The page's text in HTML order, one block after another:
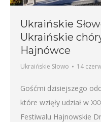
Ukraińskie
Ukraińskie
Hajnówce
Ukraińskie Słowo 14
Gośćmi dzisiejszego
które wzięły udział w
Festiwalu Hajnowskie